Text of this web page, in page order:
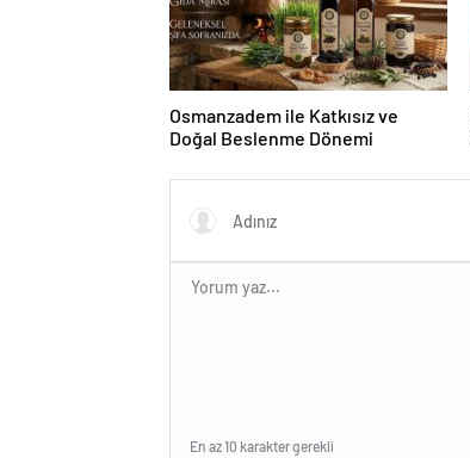
Osmanzadem ile Katkısız ve
Doğal Beslenme Dönemi
En az 10 karakter gerekli